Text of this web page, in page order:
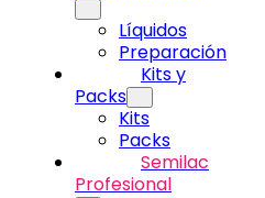
Líquidos
Preparación
Kits y
Packs
Kits
Packs
Semilac
Profesional